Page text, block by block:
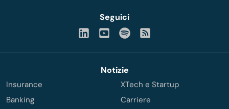
Seguici
Notizie
Insurance
Banking
XTech e Startup
Carriere